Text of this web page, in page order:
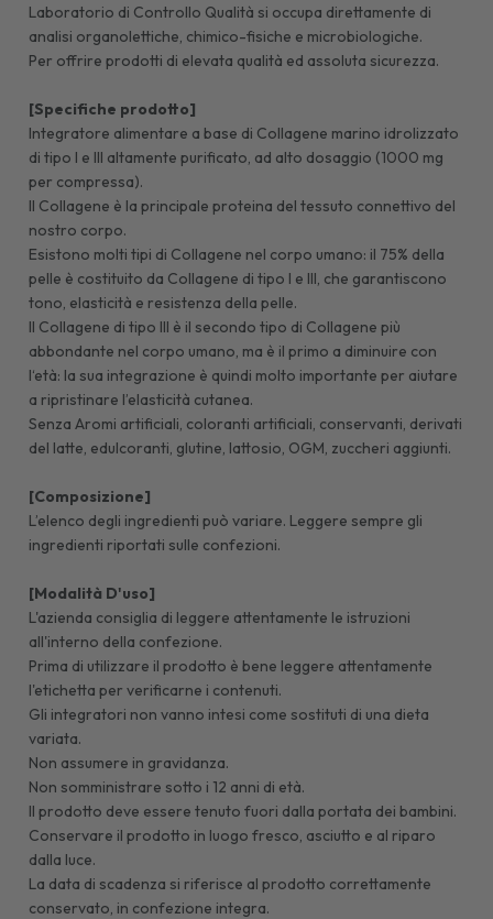
Laboratorio di Controllo Qualità si occupa direttamente di
analisi organolettiche, chimico-fisiche e microbiologiche.
Per offrire prodotti di elevata qualità ed assoluta sicurezza.
[Specifiche prodotto]
Integratore alimentare a base di Collagene marino idrolizzato
di tipo I e III altamente purificato, ad alto dosaggio (1000 mg
per compressa).
Il Collagene è la principale proteina del tessuto connettivo del
nostro corpo.
Esistono molti tipi di Collagene nel corpo umano: il 75% della
pelle è costituito da Collagene di tipo I e III, che garantiscono
tono, elasticità e resistenza della pelle.
Il Collagene di tipo III è il secondo tipo di Collagene più
abbondante nel corpo umano, ma è il primo a diminuire con
l‘età: la sua integrazione è quindi molto importante per aiutare
a ripristinare l’elasticità cutanea.
Senza Aromi artificiali, coloranti artificiali, conservanti, derivati
del latte, edulcoranti, glutine, lattosio, OGM, zuccheri aggiunti.
[Composizione]
L’elenco degli ingredienti può variare. Leggere sempre gli
ingredienti riportati sulle confezioni.
[Modalità D'uso]
L'azienda consiglia di leggere attentamente le istruzioni
all'interno della confezione.
Prima di utilizzare il prodotto è bene leggere attentamente
l'etichetta per verificarne i contenuti.
Gli integratori non vanno intesi come sostituti di una dieta
variata.
Non assumere in gravidanza.
Non somministrare sotto i 12 anni di età.
Il prodotto deve essere tenuto fuori dalla portata dei bambini.
Conservare il prodotto in luogo fresco, asciutto e al riparo
dalla luce.
La data di scadenza si riferisce al prodotto correttamente
conservato, in confezione integra.